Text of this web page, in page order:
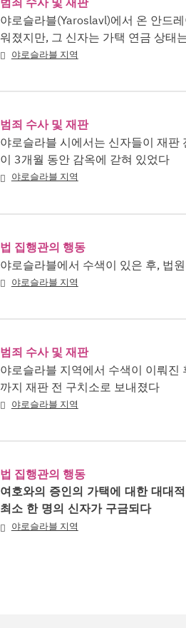
야로슬라블(Yaroslavl)에서 온 안드
워졌지만, 그 신자는 가택 연금 상태
야로슬라블 지역
범죄 수사 및 재판
야로슬라블 시에서는 신자들이 재
이 3개월 동안 감옥에 갇혀 있었다
야로슬라블 지역
법 집행관의 행동
야로슬라블에서 수색이 있은 후, 법
야로슬라블 지역
범죄 수사 및 재판
야로슬라블 지역에서 수색이 이뤄
까지 재판 전 구치소로 보내졌다
야로슬라블 지역
법 집행관의 행동
여호와의 증인의 가택에 대한 대대
최소 한 명의 신자가 구금되다
야로슬라블 지역